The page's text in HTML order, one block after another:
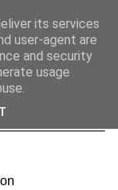
its services
user-agent are
and security
usage